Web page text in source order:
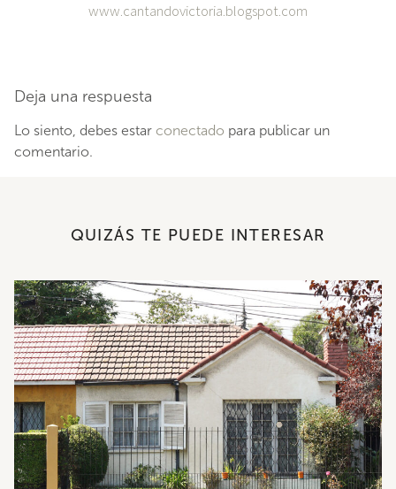
www.cantandovictoria.blogspot.com
Deja una respuesta
Lo siento, debes estar conectado para publicar un
comentario.
QUIZÁS TE PUEDE INTERESAR